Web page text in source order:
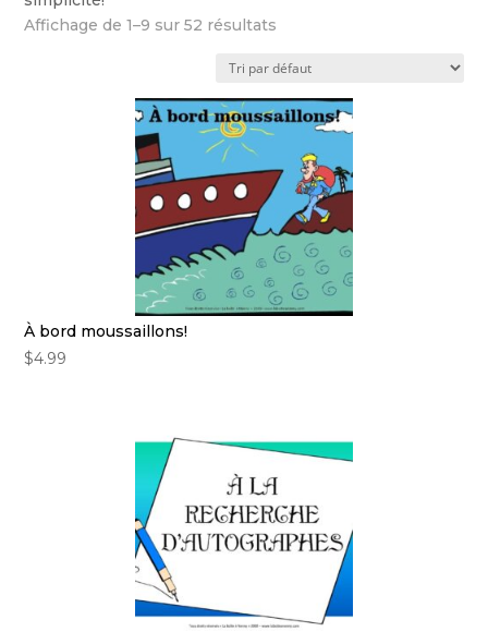
Affichage de 1–9 sur 52 résultats
À bord moussaillons!
$4.99